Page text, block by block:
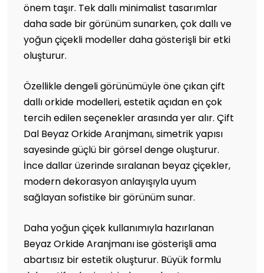
önem taşır. Tek dallı minimalist tasarımlar
daha sade bir görünüm sunarken, çok dallı ve
yoğun çiçekli modeller daha gösterişli bir etki
oluşturur.
Özellikle dengeli görünümüyle öne çıkan çift
dallı orkide modelleri, estetik açıdan en çok
tercih edilen seçenekler arasında yer alır. Çift
Dal Beyaz Orkide Aranjmanı, simetrik yapısı
sayesinde güçlü bir görsel denge oluşturur.
İnce dallar üzerinde sıralanan beyaz çiçekler,
modern dekorasyon anlayışıyla uyum
sağlayan sofistike bir görünüm sunar.
Daha yoğun çiçek kullanımıyla hazırlanan
Beyaz Orkide Aranjmanı ise gösterişli ama
abartısız bir estetik oluşturur. Büyük formlu